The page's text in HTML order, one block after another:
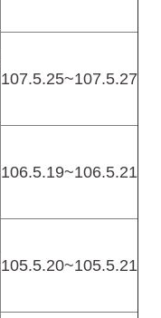
107.5.25~107.5.27
106.5.19~106.5.21
105.5.20~105.5.21